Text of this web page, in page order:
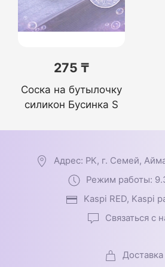
275 ₸
Соска на бутылочку
силикон Бусинка S
Адрес: РК, г. Семей,
Режим работы:
Kaspi RED, Kaspi
Связаться с
Доставка